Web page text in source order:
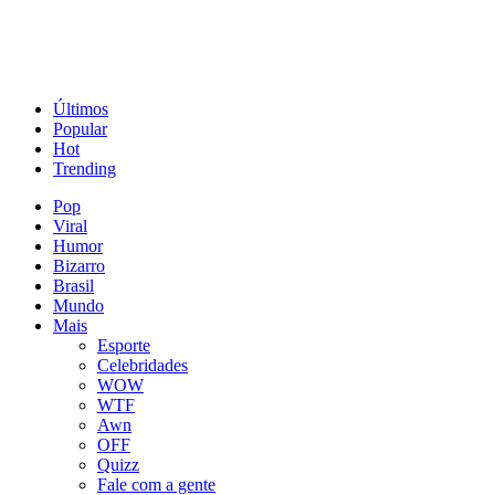
Últimos
Popular
Hot
Trending
Pop
Viral
Humor
Bizarro
Brasil
Mundo
Mais
Esporte
Celebridades
WOW
WTF
Awn
OFF
Quizz
Fale com a gente